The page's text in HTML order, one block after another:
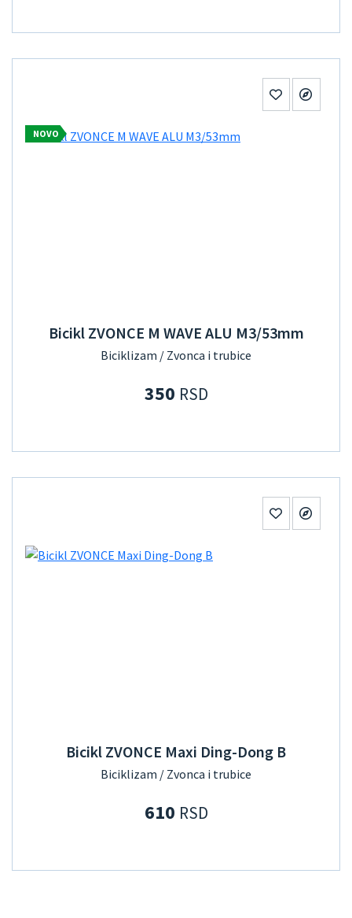
NOVO
Bicikl ZVONCE M WAVE ALU M3/53mm
Biciklizam / Zvonca i trubice
350 RSD
Bicikl ZVONCE Maxi Ding-Dong B
Biciklizam / Zvonca i trubice
610 RSD